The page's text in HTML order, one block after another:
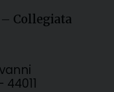
Collegiata